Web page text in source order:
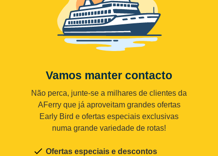
Vamos manter contacto
Não perca, junte-se a milhares de clientes da
AFerry que já aproveitam grandes ofertas
Early Bird e ofertas especiais exclusivas
numa grande variedade de rotas!
Ofertas especiais e descontos